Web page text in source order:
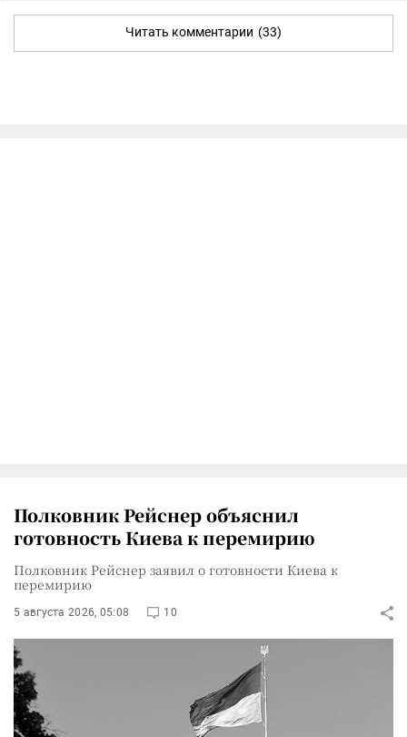
Читать комментарии (33)
Полковник Рейснер объяснил
готовность Киева к перемирию
Полковник Рейснер заявил о готовности Киева к
перемирию
5 августа 2026, 05:08 10